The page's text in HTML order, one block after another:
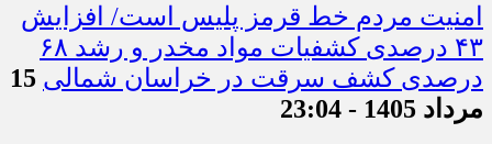
امنیت مردم خط قرمز پلیس است/ افزایش
۴۳ درصدی کشفیات مواد مخدر و رشد ۶۸
درصدی کشف سرقت در خراسان شمالی 15
مرداد 1405 - 23:04